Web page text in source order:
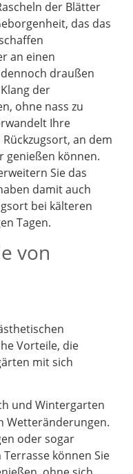
der Blätter
das das
an einen
draußen
der
ohne nass zu
Ihre
an dem
genießen können.
Sie das
damit auch
bei kälteren
Tagen.
von
Vorteile, die
mit sich
und Wintergarten
Wetteränderungen.
oder sogar
können Sie